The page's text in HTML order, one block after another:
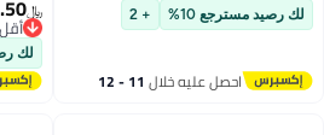
لك رصيد مسترجع 10% + 2
احصل عليه خلال 11 - 12 من
﷼‏
لك